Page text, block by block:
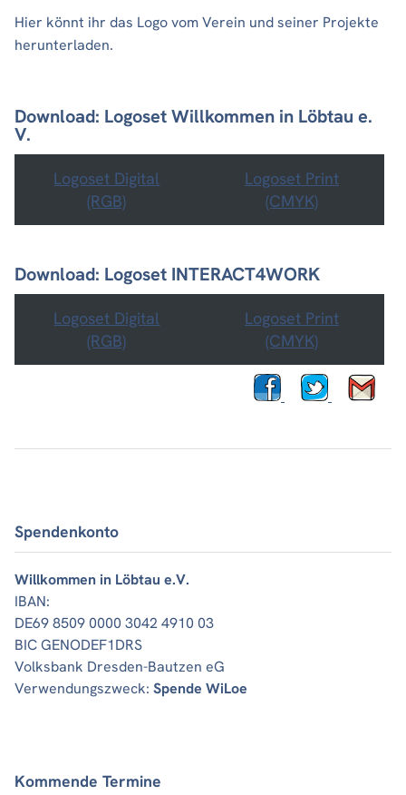
Hier könnt ihr das Logo vom Verein und seiner Projekte
herunterladen.
Download: Logoset Willkommen in Löbtau e.
V.
Logoset Digital
(RGB)
Logoset Print
(CMYK)
Download: Logoset INTERACT4WORK
Logoset Digital
(RGB)
Logoset Print
(CMYK)
Spendenkonto
Willkommen in Löbtau e.V.
IBAN:
DE69 8509 0000 3042 4910 03
BIC GENODEF1DRS
Volksbank Dresden-Bautzen eG
Verwendungszweck: Spende WiLoe
Kommende Termine